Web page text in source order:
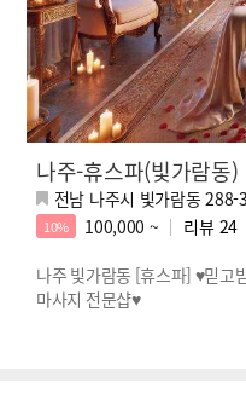
나주-휴스파(빛가람동)
전남 나주시 빛가람동 288-3
10% 100,000 ~ 리뷰 24
나주 빛가람동 [휴스파] ♥믿고
마사지 전문샵♥